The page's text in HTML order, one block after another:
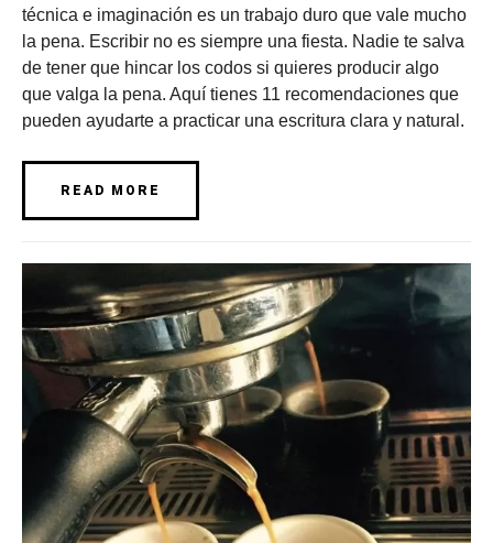
técnica e imaginación es un trabajo duro que vale mucho
la pena. Escribir no es siempre una fiesta. Nadie te salva
de tener que hincar los codos si quieres producir algo
que valga la pena. Aquí tienes 11 recomendaciones que
pueden ayudarte a practicar una escritura clara y natural.
READ MORE